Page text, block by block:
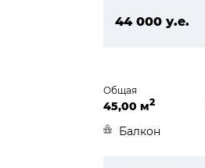
44 000 у.е.
Общая
45,00 м2
Балкон